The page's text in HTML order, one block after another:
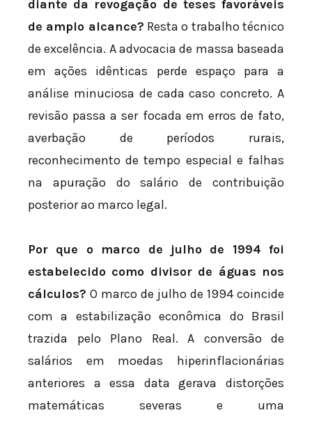
diante da revogação de teses favoráveis
de amplo alcance? Resta o trabalho técnico
de excelência. A advocacia de massa baseada
em ações idênticas perde espaço para a
análise minuciosa de cada caso concreto. A
revisão passa a ser focada em erros de fato,
averbação de períodos rurais,
reconhecimento de tempo especial e falhas
na apuração do salário de contribuição
posterior ao marco legal.
Por que o marco de julho de 1994 foi
estabelecido como divisor de águas nos
cálculos? O marco de julho de 1994 coincide
com a estabilização econômica do Brasil
trazida pelo Plano Real. A conversão de
salários em moedas hiperinflacionárias
anteriores a essa data gerava distorções
matemáticas severas e uma